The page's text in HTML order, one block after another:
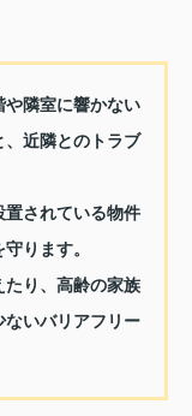
隣室に響かない
、近隣とのトラブ
されている物件
ります。
り、高齢の家族
ないバリアフリー